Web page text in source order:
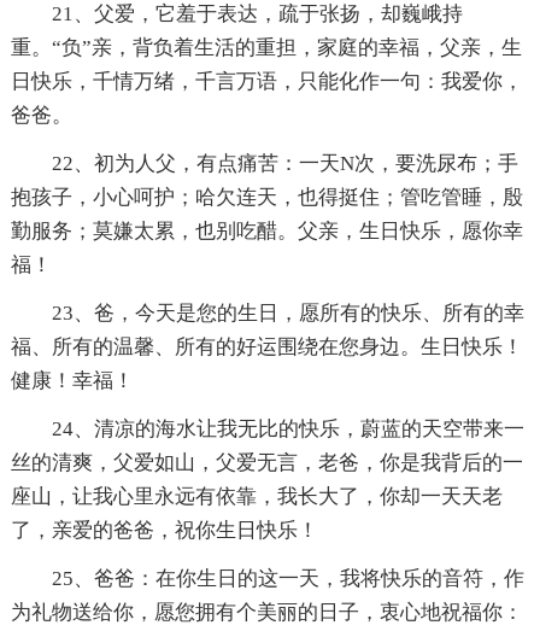
21、父爱，它羞于表达，疏于张扬，却巍峨持
重。“负”亲，背负着生活的重担，家庭的幸福，父亲，生
日快乐，千情万绪，千言万语，只能化作一句：我爱你，
爸爸。
22、初为人父，有点痛苦：一天N次，要洗尿布；手
抱孩子，小心呵护；哈欠连天，也得挺住；管吃管睡，殷
勤服务；莫嫌太累，也别吃醋。父亲，生日快乐，愿你幸
福！
23、爸，今天是您的生日，愿所有的快乐、所有的幸
福、所有的温馨、所有的好运围绕在您身边。生日快乐！
健康！幸福！
24、清凉的海水让我无比的快乐，蔚蓝的天空带来一
丝的清爽，父爱如山，父爱无言，老爸，你是我背后的一
座山，让我心里永远有依靠，我长大了，你却一天天老
了，亲爱的爸爸，祝你生日快乐！
25、爸爸：在你生日的这一天，我将快乐的音符，作
为礼物送给你，愿您拥有个美丽的日子，衷心地祝福你：